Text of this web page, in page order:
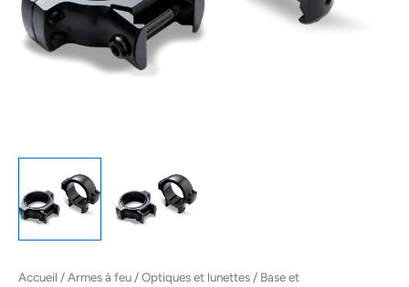
Accueil /Armes à feu/Optiques et lunettes/ Base et